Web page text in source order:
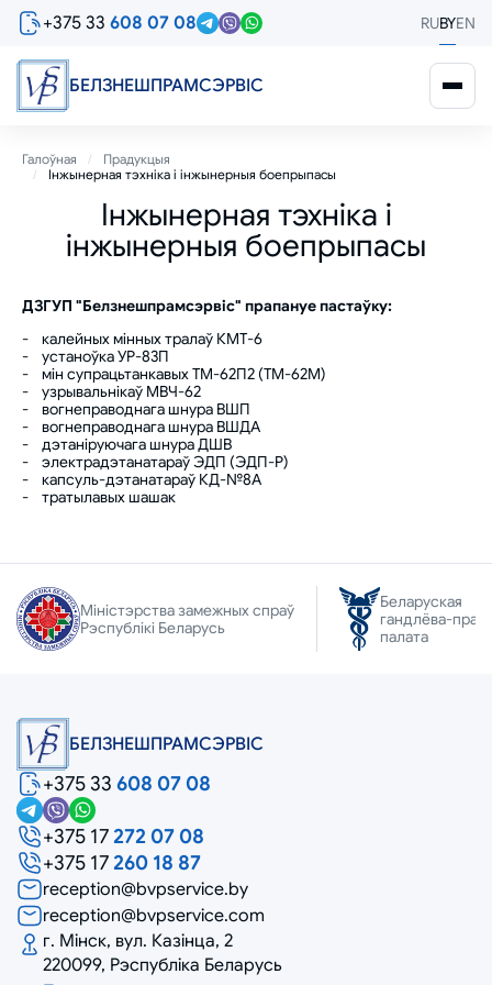
Перайсці
змесціва
+375 33 608 07 08 RUBYEN
БЕЛЗНЕШПРАМСЭРВIС
Breadcrumb
Галоўная
Прадукцыя
Інжынерная тэхніка і інжынерныя боепрыпасы
Інжынерная тэхніка і
інжынерныя боепрыпасы
ДЗГУП "Белзнешпрамсэрвіс" прапануе пастаўку:
- калейных мінных тралаў КМТ-6
- устаноўка УР-83П
- мін супрацьтанкавых ТМ-62П2 (ТМ-62М)
- узрывальнікаў МВЧ-62
- вогнеправоднага шнура ВШП
- вогнеправоднага шнура ВШДА
- дэтаніруючага шнура ДШВ
- электрадэтанатараў ЭДП (ЭДП-Р)
- капсуль-дэтанатараў КД-№8А
- тратылавых шашак
Міністэрства замежных спраў
Рэспублікі Беларусь
Беларуская
гандлёва-
палата
БЕЛЗНЕШПРАМСЭРВIС
+375 33 608 07 08
+375 17 272 07 08
+375 17 260 18 87
reception@bvpservice.by
reception@bvpservice.com
г. Мінск, вул. Казінца, 2
220099, Рэспубліка Беларусь